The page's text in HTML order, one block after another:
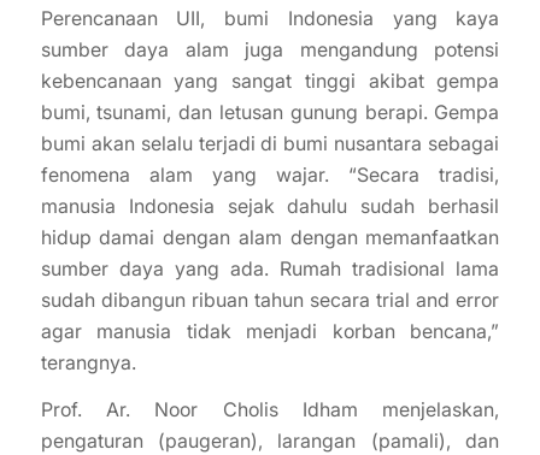
Perencanaan UII, bumi Indonesia yang kaya
sumber daya alam juga mengandung potensi
kebencanaan yang sangat tinggi akibat gempa
bumi, tsunami, dan letusan gunung berapi. Gempa
bumi akan selalu terjadi di bumi nusantara sebagai
fenomena alam yang wajar. “Secara tradisi,
manusia Indonesia sejak dahulu sudah berhasil
hidup damai dengan alam dengan memanfaatkan
sumber daya yang ada. Rumah tradisional lama
sudah dibangun ribuan tahun secara trial and error
agar manusia tidak menjadi korban bencana,”
terangnya.
Prof. Ar. Noor Cholis Idham menjelaskan,
pengaturan (paugeran), larangan (pamali), dan